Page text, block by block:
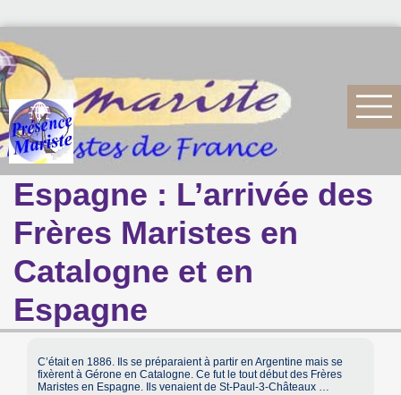
Espagne : L’arrivée des
Frères Maristes en
Catalogne et en
Espagne
C’était en 1886. Ils se préparaient à partir en Argentine mais se
fixèrent à Gérone en Catalogne. Ce fut le tout début des Frères
Maristes en Espagne. Ils venaient de St-Paul-3-Châteaux …